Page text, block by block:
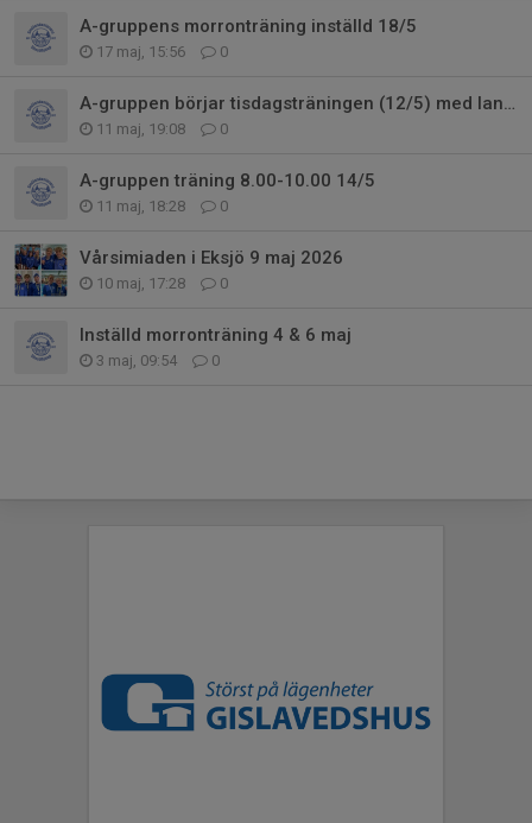
A-gruppens morronträning inställd 18/5
17 maj, 15:56 0
A-gruppen börjar tisdagsträningen (12/5) med landträning
11 maj, 19:08 0
A-gruppen träning 8.00-10.00 14/5
11 maj, 18:28 0
Vårsimiaden i Eksjö 9 maj 2026
10 maj, 17:28 0
Inställd morronträning 4 & 6 maj
3 maj, 09:54 0